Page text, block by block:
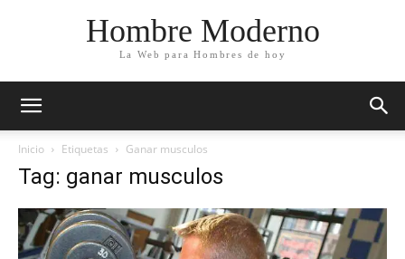
Hombre Moderno
La Web para Hombres de hoy
Inicio Etiquetas Ganar musculos
Tag: ganar musculos